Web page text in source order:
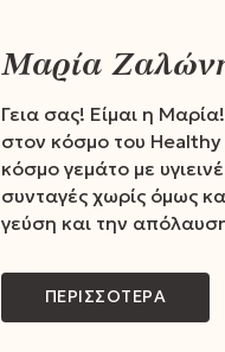
Μαρία
Γεια σας! Είμαι η
στον κόσμο του
κόσμο γεμάτο με
συνταγές χωρίς όμως
γεύση και την
ΠΕΡΙΣΣΟΤΕΡΑ